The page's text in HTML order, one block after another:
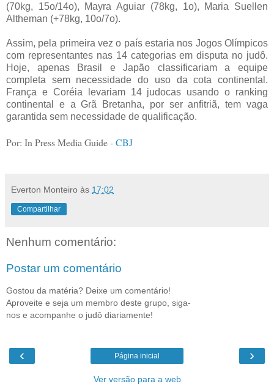
(70kg, 15o/14o), Mayra Aguiar (78kg, 1o), Maria Suellen
Altheman (+78kg, 10o/7o).
Assim, pela primeira vez o país estaria nos Jogos Olímpicos
com representantes nas 14 categorias em disputa no judô.
Hoje, apenas Brasil e Japão classificariam a equipe
completa sem necessidade do uso da cota continental.
França e Coréia levariam 14 judocas usando o ranking
continental e a Grã Bretanha, por ser anfitriã, tem vaga
garantida sem necessidade de qualificação.
Por: In Press Media Guide -CBJ
Everton Monteiro às 17:02
Compartilhar
Nenhum comentário:
Postar um comentário
Gostou da matéria? Deixe um comentário!
Aproveite e seja um membro deste grupo, siga-
nos e acompanhe o judô diariamente!
‹ ›
Página inicial
Ver versão para a web